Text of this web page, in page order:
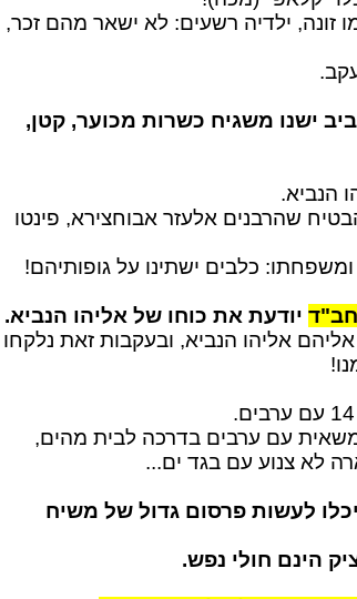
זונה, ילדיה רשעים: לא ישאר מהם זכר,
ישנו משגיח כשרות מכוער, קטן,
הנביא.
שהרבנים אלעזר אבוחצירא, פינטו
כלבים ישתינו על גופותיהם!
חב"ד יודעת את כוחו של אליהו הנביא.
אליהו הנביא, ובעקבות זאת נלקחו
עם ערבים בדרכה לבית מהים,
לא צנוע עם בגד ים...
לעשות פרסום גדול של משיח
הינם חולי נפש.